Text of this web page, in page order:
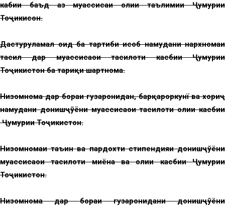
кабии баъд аз муассисаи олии таълимии Ҷумҳурии
Тоҷикисон.
Дастуруламал оид ба тартиби ҳисоб намудани нархномаи
таҳсил дар муассисаҳои таҳсилоти касбии Ҷумҳурии
Тоҷикистон ба тариқи шартнома.
Низомнома дар бораи гузаронидан, барқароркунї ва хориҷ
намудани донишҷўёни муассисаҳои таҳсилоти олии касбии
Ҷумҳурии Тоҷикистон.
Низомномаи таъин ва пардохти стипендияи донишҷўёни
муассисаҳои таҳсилоти миёна ва олии касбии Ҷумҳурии
Тоҷикистон.
Низомнома дар бораи гузаронидани донишҷўёни